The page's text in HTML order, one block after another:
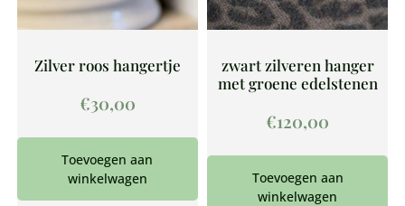
Zilver roos hangertje
€30,00
Toevoegen aan
winkelwagen
zwart zilveren hanger
met groene edelstenen
€120,00
Toevoegen aan
winkelwagen